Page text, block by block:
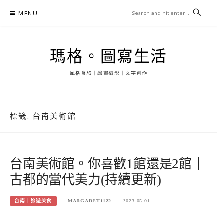
MENU
瑪格。圖寫生活
風格食旅｜繪畫攝影｜文字創作
標籤: 台南美術館
台南美術館。你喜歡1館還是2館｜
古都的當代美力(持續更新)
台南｜旅遊美食 MARGARET1122 2023-05-01